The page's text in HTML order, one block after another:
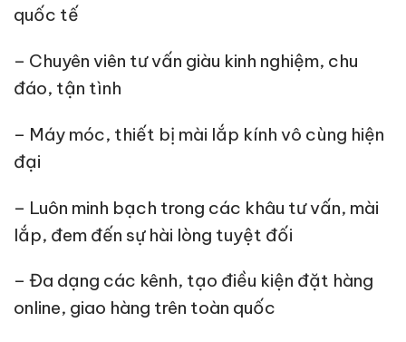
quốc tế
– Chuyên viên tư vấn giàu kinh nghiệm, chu
đáo, tận tình
– Máy móc, thiết bị mài lắp kính vô cùng hiện
đại
– Luôn minh bạch trong các khâu tư vấn, mài
lắp, đem đến sự hài lòng tuyệt đối
– Đa dạng các kênh, tạo điều kiện đặt hàng
online, giao hàng trên toàn quốc